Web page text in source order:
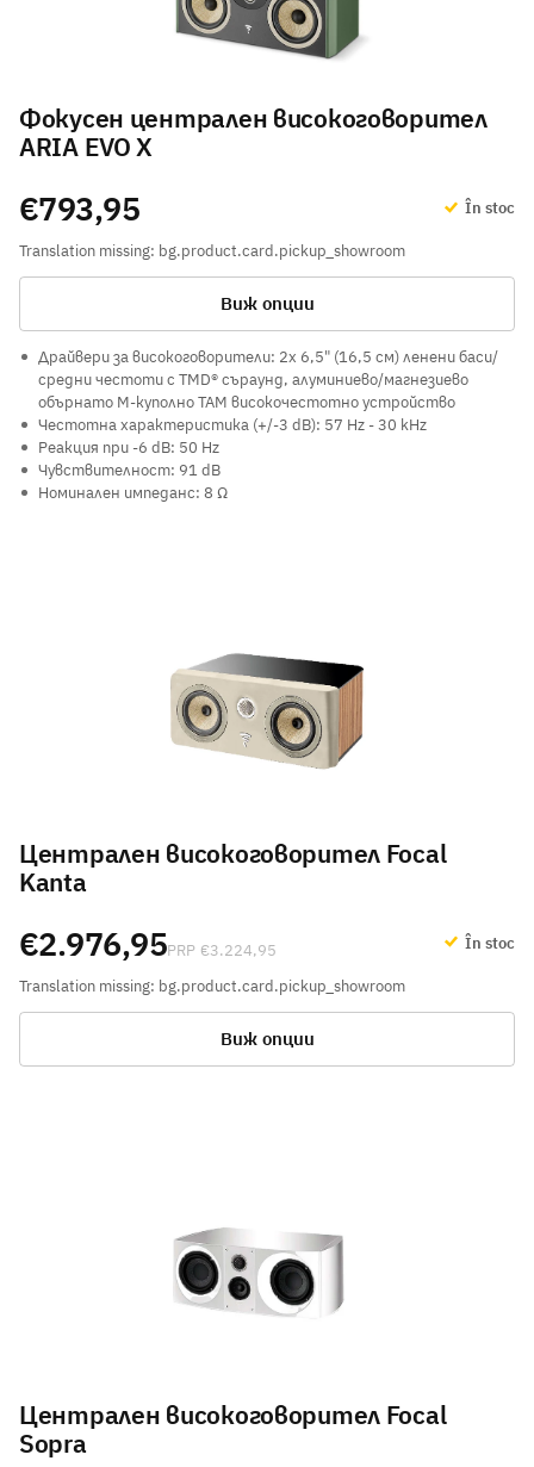
Фокусен централен високоговорител
ARIA EVO X
În stoc
Translation missing: bg.product.card.pickup_showroom
€793,95
Виж опции
Драйвери за високоговорители: 2x 6,5" (16,5 см) ленени баси/
средни честоти с TMD® съраунд, алуминиево/магнезиево
обърнато M-куполно TAM високочестотно устройство
Честотна характеристика (+/-3 dB): 57 Hz - 30 kHz
Реакция при -6 dB: 50 Hz
Чувствителност: 91 dB
Номинален импеданс: 8 Ω
Централен високоговорител Focal
Kanta
În stoc
Translation missing: bg.product.card.pickup_showroom
€2.976,95 €3.224,95
Виж опции
Централен високоговорител Focal
Sopra